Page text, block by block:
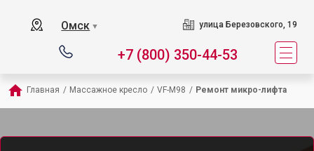
Омск ▼ улица Березовского, 19
+7 (800) 350-44-53
Главная / Массажное кресло / VF-M98 / Ремонт микро-лифта